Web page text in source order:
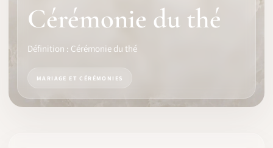
IDENTITÉ PRO
Cérémonie du thé
Définition : Cérémonie du thé
MARIAGE ET CÉRÉMONIES